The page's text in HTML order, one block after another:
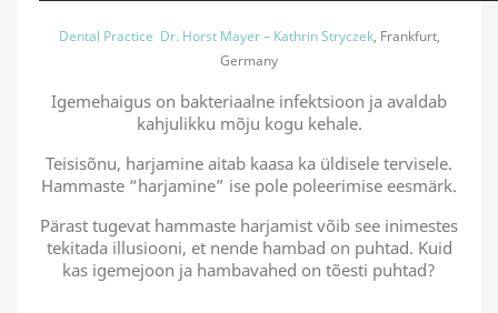
Dental Practice Dr. Horst Mayer – Kathrin Stryczek, Frankfurt,
Germany
Igemehaigus on bakteriaalne infektsioon ja avaldab
kahjulikku mõju kogu kehale.
Teisisõnu, harjamine aitab kaasa ka üldisele tervisele.
Hammaste “harjamine” ise pole poleerimise eesmärk.
Pärast tugevat hammaste harjamist võib see inimestes
tekitada illusiooni, et nende hambad on puhtad. Kuid
kas igemejoon ja hambavahed on tõesti puhtad?